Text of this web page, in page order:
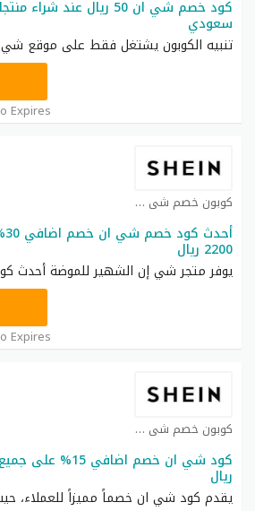
سعودي
تنبيه الكوبون يشتغل فقط على موقع شي
Expires
كوبون خصم شي ان كوبون
2200 ريال
يوفر متجر شي إن الشهير للموضة أحدث
Expires
كوبون خصم شي ان كوبون
ريال
يقدم كود شي ان خصماً مميزاً للعملاء،